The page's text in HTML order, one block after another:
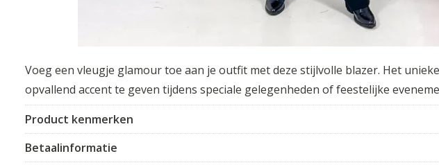
Voeg een vleugje glamour toe aan je outfit met deze stijlvolle blazer. Het
opvallend accent te geven tijdens speciale gelegenheden of feestelijke
Product kenmerken
Betaalinformatie